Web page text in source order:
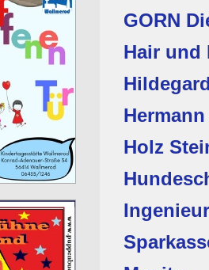
GORN
Hair und
Holz